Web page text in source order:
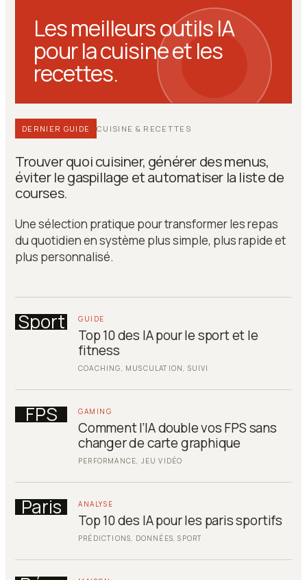
Les meilleurs outils IA
pour la cuisine et les
recettes.
DERNIER GUIDE CUISINE & RECETTES
Trouver quoi cuisiner, générer des menus,
éviter le gaspillage et automatiser la liste de
courses.
Une sélection pratique pour transformer les repas
du quotidien en système plus simple, plus rapide et
plus personnalisé.
Sport GUIDE
Top 10 des IA pour le sport et le
fitness
COACHING, MUSCULATION, SUIVI
FPS GAMING
Comment l’IA double vos FPS sans
changer de carte graphique
PERFORMANCE, JEU VIDÉO
Paris ANALYSE
Top 10 des IA pour les paris sportifs
PRÉDICTIONS, DONNÉES, SPORT